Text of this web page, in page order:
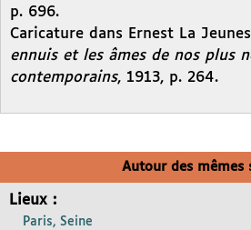
p. 696.
Caricature dans Ernest La
ennuis et les âmes de nos plus
contemporains, 1913, p. 264.
Autour des mêmes
Lieux :
Paris, Seine